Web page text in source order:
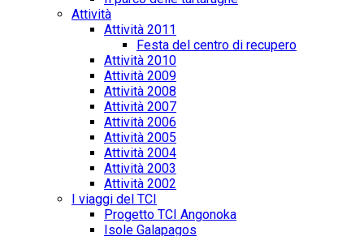
Attività
Attività 2011
Festa del centro di recupero
Attività 2010
Attività 2009
Attività 2008
Attività 2007
Attività 2006
Attività 2005
Attività 2004
Attività 2003
Attività 2002
I viaggi del TCI
Progetto TCI Angonoka
Isole Galapagos